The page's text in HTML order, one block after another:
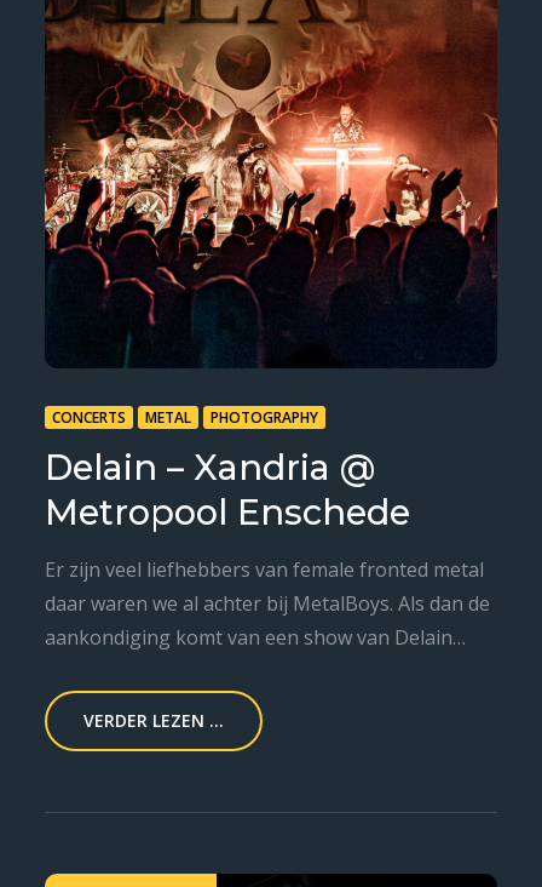
CONCERTS METAL PHOTOGRAPHY
Delain – Xandria @
Metropool Enschede
Er zijn veel liefhebbers van female fronted metal
daar waren we al achter bij MetalBoys. Als dan de
aankondiging komt van een show van Delain…
VERDER LEZEN ...